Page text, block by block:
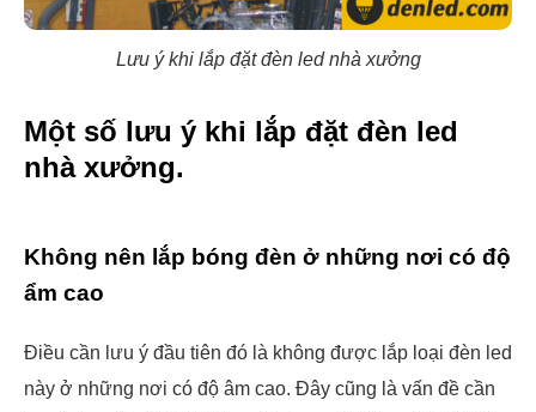
Lưu ý khi lắp đặt đèn led nhà xưởng
Một số lưu ý khi lắp đặt đèn led
nhà xưởng.
Không nên lắp bóng đèn ở những nơi có độ
ẩm cao
Điều cần lưu ý đầu tiên đó là không được lắp loại đèn led
này ở những nơi có độ âm cao. Đây cũng là vấn đề cần